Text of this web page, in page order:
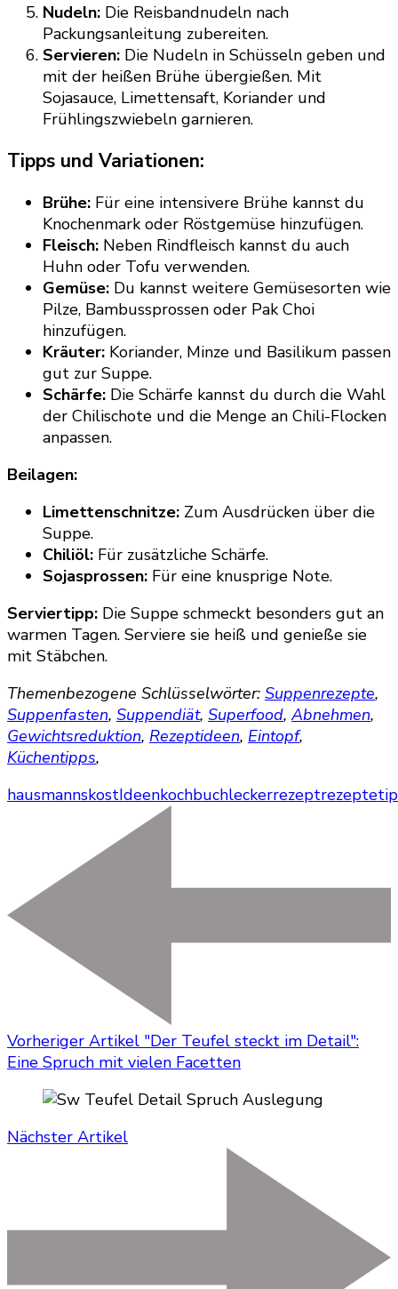
Nudeln: Die Reisbandnudeln nach
Packungsanleitung zubereiten.
Servieren: Die Nudeln in Schüsseln geben und
mit der heißen Brühe übergießen. Mit
Sojasauce, Limettensaft, Koriander und
Frühlingszwiebeln garnieren.
Tipps und Variationen:
Brühe: Für eine intensivere Brühe kannst du
Knochenmark oder Röstgemüse hinzufügen.
Fleisch: Neben Rindfleisch kannst du auch
Huhn oder Tofu verwenden.
Gemüse: Du kannst weitere Gemüsesorten wie
Pilze, Bambussprossen oder Pak Choi
hinzufügen.
Kräuter: Koriander, Minze und Basilikum passen
gut zur Suppe.
Schärfe: Die Schärfe kannst du durch die Wahl
der Chilischote und die Menge an Chili-Flocken
anpassen.
Beilagen:
Limettenschnitze: Zum Ausdrücken über die
Suppe.
Chiliöl: Für zusätzliche Schärfe.
Sojasprossen: Für eine knusprige Note.
Serviertipp: Die Suppe schmeckt besonders gut an
warmen Tagen. Serviere sie heiß und genieße sie
mit Stäbchen.
Themenbezogene Schlüsselwörter: Suppenrezepte,
Suppenfasten, Suppendiät, Superfood,Abnehmen,
Gewichtsreduktion, Rezeptideen, Eintopf,
Küchentipps,
hausmannskostIdeenkochbuchleckerrezeptrezepte
Vorheriger Artikel "Der Teufel steckt im Detail":
Eine Spruch mit vielen Facetten
Nächster Artikel